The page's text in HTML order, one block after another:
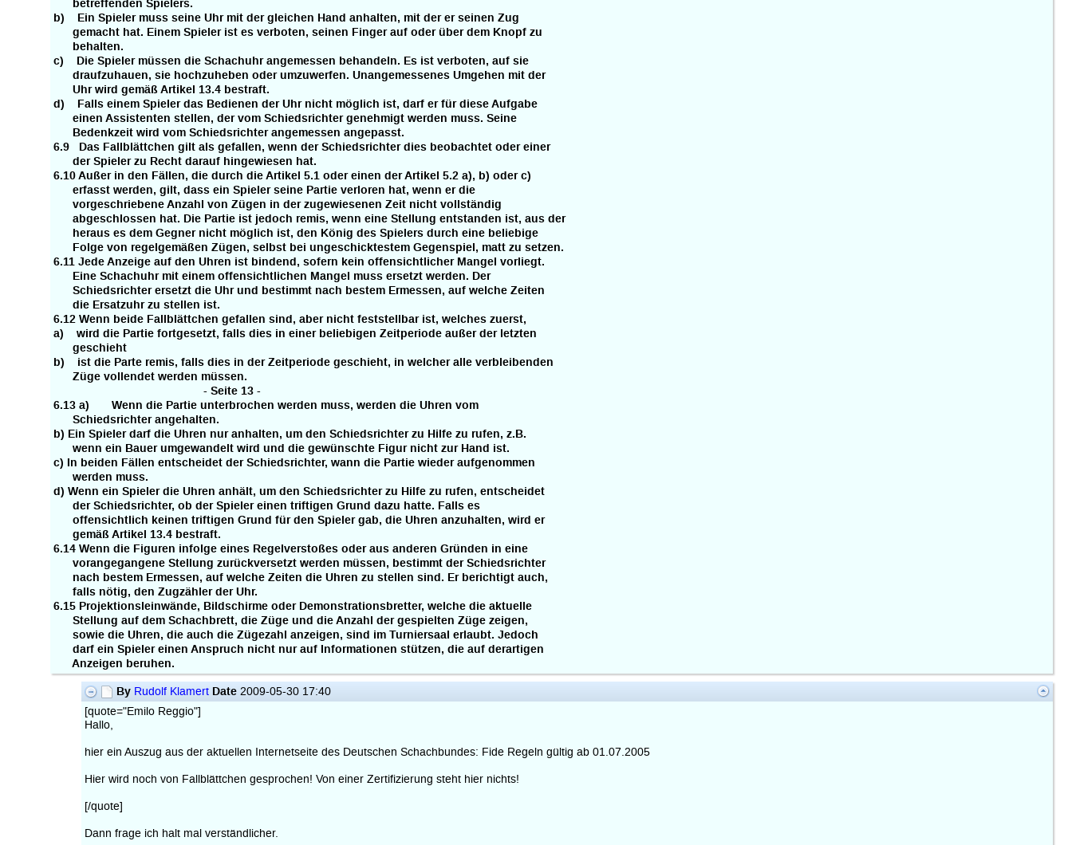
b) Ein Spieler muss seine Uhr mit der gleichen Hand anhalten, mit der er seinen Zug
gemacht hat. Einem Spieler ist es verboten, seinen Finger auf oder über dem Knopf zu
behalten.
c) Die Spieler müssen die Schachuhr angemessen behandeln. Es ist verboten, auf sie
draufzuhauen, sie hochzuheben oder umzuwerfen. Unangemessenes Umgehen mit der
Uhr wird gemäß Artikel 13.4 bestraft.
d) Falls einem Spieler das Bedienen der Uhr nicht möglich ist, darf er für diese Aufgabe
einen Assistenten stellen, der vom Schiedsrichter genehmigt werden muss. Seine
Bedenkzeit wird vom Schiedsrichter angemessen angepasst.
6.9 Das Fallblättchen gilt als gefallen, wenn der Schiedsrichter dies beobachtet oder einer
der Spieler zu Recht darauf hingewiesen hat.
6.10 Außer in den Fällen, die durch die Artikel 5.1 oder einen der Artikel 5.2 a), b) oder c)
erfasst werden, gilt, dass ein Spieler seine Partie verloren hat, wenn er die
vorgeschriebene Anzahl von Zügen in der zugewiesenen Zeit nicht vollständig
abgeschlossen hat. Die Partie ist jedoch remis, wenn eine Stellung entstanden ist, aus der
heraus es dem Gegner nicht möglich ist, den König des Spielers durch eine beliebige
Folge von regelgemäßen Zügen, selbst bei ungeschicktestem Gegenspiel, matt zu setzen.
6.11 Jede Anzeige auf den Uhren ist bindend, sofern kein offensichtlicher Mangel vorliegt.
Eine Schachuhr mit einem offensichtlichen Mangel muss ersetzt werden. Der
Schiedsrichter ersetzt die Uhr und bestimmt nach bestem Ermessen, auf welche Zeiten
die Ersatzuhr zu stellen ist.
6.12 Wenn beide Fallblättchen gefallen sind, aber nicht feststellbar ist, welches zuerst,
a) wird die Partie fortgesetzt, falls dies in einer beliebigen Zeitperiode außer der letzten
geschieht
b) ist die Parte remis, falls dies in der Zeitperiode geschieht, in welcher alle verbleibenden
Züge vollendet werden müssen.
- Seite 13 -
6.13 a) Wenn die Partie unterbrochen werden muss, werden die Uhren vom
Schiedsrichter angehalten.
b) Ein Spieler darf die Uhren nur anhalten, um den Schiedsrichter zu Hilfe zu rufen, z.B.
wenn ein Bauer umgewandelt wird und die gewünschte Figur nicht zur Hand ist.
c) In beiden Fällen entscheidet der Schiedsrichter, wann die Partie wieder aufgenommen
werden muss.
d) Wenn ein Spieler die Uhren anhält, um den Schiedsrichter zu Hilfe zu rufen, entscheidet
der Schiedsrichter, ob der Spieler einen triftigen Grund dazu hatte. Falls es
offensichtlich keinen triftigen Grund für den Spieler gab, die Uhren anzuhalten, wird er
gemäß Artikel 13.4 bestraft.
6.14 Wenn die Figuren infolge eines Regelverstoßes oder aus anderen Gründen in eine
vorangegangene Stellung zurückversetzt werden müssen, bestimmt der Schiedsrichter
nach bestem Ermessen, auf welche Zeiten die Uhren zu stellen sind. Er berichtigt auch,
falls nötig, den Zugzähler der Uhr.
6.15 Projektionsleinwände, Bildschirme oder Demonstrationsbretter, welche die aktuelle
Stellung auf dem Schachbrett, die Züge und die Anzahl der gespielten Züge zeigen,
sowie die Uhren, die auch die Zügezahl anzeigen, sind im Turniersaal erlaubt. Jedoch
darf ein Spieler einen Anspruch nicht nur auf Informationen stützen, die auf derartigen
Anzeigen beruhen.
By Rudolf Klamert Date 2009-05-30 17:40
[quote="Emilo Reggio"]
Hallo,
hier ein Auszug aus der aktuellen Internetseite des Deutschen Schachbundes: Fide Regeln gültig ab 01.07.2005
Hier wird noch von Fallblättchen gesprochen! Von einer Zertifizierung steht hier nichts!
[/quote]
Dann frage ich halt mal verständlicher.